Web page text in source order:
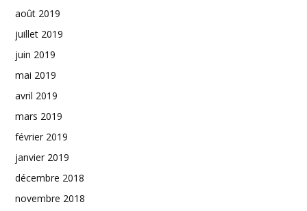
août 2019
juillet 2019
juin 2019
mai 2019
avril 2019
mars 2019
février 2019
janvier 2019
décembre 2018
novembre 2018